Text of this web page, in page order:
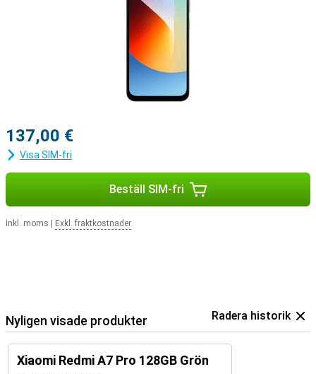
137,00 €
Visa SIM-fri
Beställ SIM-fri
Inkl. moms Exkl. fraktkostnader
Nyligen visade produkter Radera historik
Xiaomi Redmi A7 Pro 128GB Grön